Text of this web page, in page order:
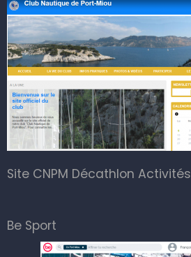
Site CNPM Décathlon Activités
Be Sport